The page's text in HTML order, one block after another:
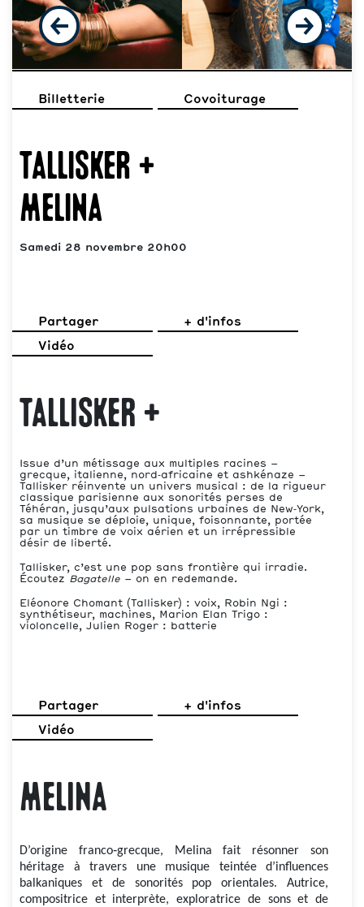
Billetterie Covoiturage
Tallisker +
Melina
Samedi 28 novembre 20h00
Partager + d'infos
Vidéo
Tallisker +
Issue d’un métissage aux multiples racines –
grecque, italienne, nord‑africaine et ashkénaze –
Tallisker réinvente un univers musical : de la rigueur
classique parisienne aux sonorités perses de
Téhéran, jusqu’aux pulsations urbaines de New‑York,
sa musique se déploie, unique, foisonnante, portée
par un timbre de voix aérien et un irrépressible
désir de liberté.
Tallisker, c’est une pop sans frontière qui irradie.
Écoutez Bagatelle – on en redemande.
Eléonore Chomant (Tallisker) : voix, Robin Ngi :
synthétiseur, machines, Marion Elan Trigo :
violoncelle, Julien Roger : batterie
Partager + d'infos
Vidéo
Melina
D’origine franco‑grecque, Melina fait résonner son
héritage à travers une musique teintée d’influences
balkaniques et de sonorités pop orientales. Autrice,
compositrice et interprète, exploratrice de sons et de